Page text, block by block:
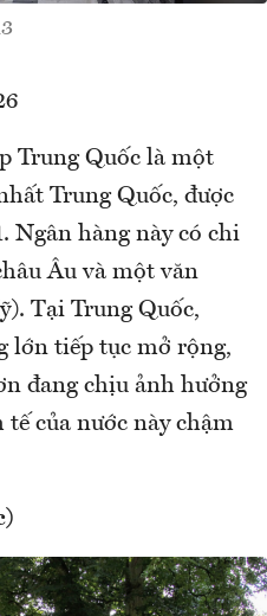
Trung Quốc là một
Trung Quốc, được
Ngân hàng này có chi
Âu và một văn
Tại Trung Quốc,
lớn tiếp tục mở rộng,
đang chịu ảnh hưởng
của nước này chậm